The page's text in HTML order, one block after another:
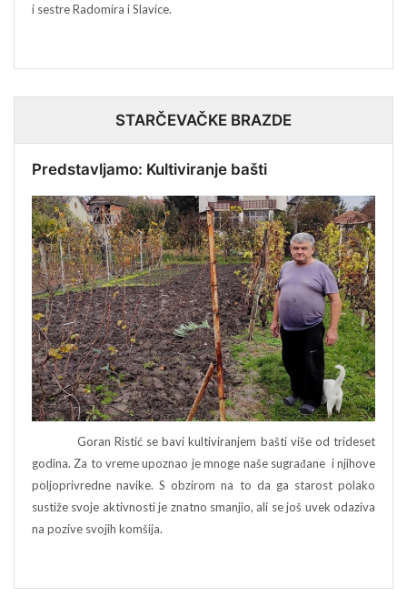
i sestre Radomira i Slavice.
STARČEVAČKE BRAZDE
Predstavljamo: Kultiviranje bašti
Goran Ristić se bavi kultiviranjem bašti više od trideset
godina. Za to vreme upoznao je mnoge naše sugrađane i njihove
poljoprivredne navike. S obzirom na to da ga starost polako
sustiže svoje aktivnosti je znatno smanjio, ali se još uvek odaziva
na pozive svojih komšija.